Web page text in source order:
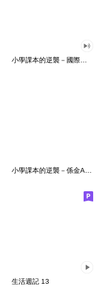
小學課本的逆襲－係金A貼圖
生活週記 13